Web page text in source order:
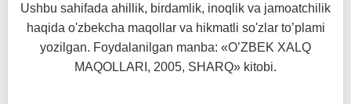
Ushbu sahifada ahillik, birdamlik, inoqlik va jamoatchilik
haqida o'zbekcha maqollar va hikmatli so'zlar to’plami
yozilgan. Foydalanilgan manba: «O’ZBEK XALQ
MAQOLLARI, 2005, SHARQ» kitobi.